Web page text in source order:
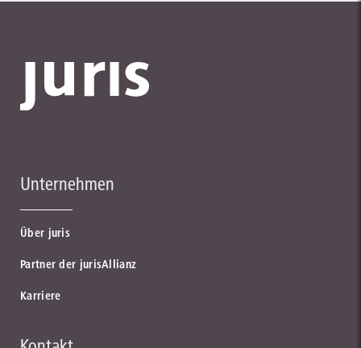
Unternehmen
Über juris
Partner der jurisAllianz
Karriere